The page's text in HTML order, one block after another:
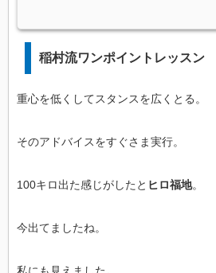
稲村流ワンポイントレッスン
重心を低くしてスタンスを広くとる。
そのアドバイスをすぐさま実行。
100キロ出た感じがしたと ヒロ福地。
今出てましたね。